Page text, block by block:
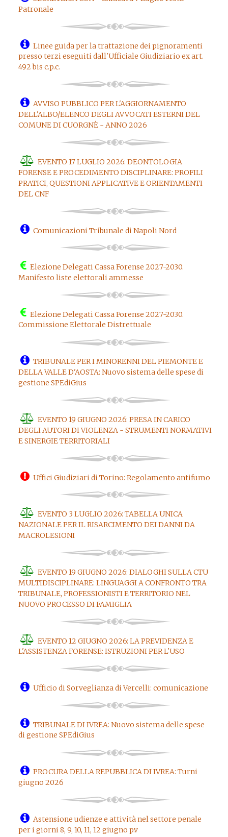
Patronale
Linee guida per la trattazione dei pignoramenti
presso terzi eseguiti dall'Ufficiale Giudiziario ex art.
492 bis c.p.c.
AVVISO PUBBLICO PER L'AGGIORNAMENTO
DELL'ALBO/ELENCO DEGLI AVVOCATI ESTERNI DEL
COMUNE DI CUORGNÈ - ANNO 2026
EVENTO 17 LUGLIO 2026: DEONTOLOGIA
FORENSE E PROCEDIMENTO DISCIPLINARE: PROFILI
PRATICI, QUESTIONI APPLICATIVE E ORIENTAMENTI
DEL CNF
Comunicazioni Tribunale di Napoli Nord
Elezione Delegati Cassa Forense 2027-2030.
Manifesto liste elettorali ammesse
Elezione Delegati Cassa Forense 2027-2030.
Commissione Elettorale Distrettuale
TRIBUNALE PER I MINORENNI DEL PIEMONTE E
DELLA VALLE D'AOSTA: Nuovo sistema delle spese di
gestione SPEdiGius
EVENTO 19 GIUGNO 2026: PRESA IN CARICO
DEGLI AUTORI DI VIOLENZA - STRUMENTI NORMATIVI
E SINERGIE TERRITORIALI
Uffici Giudiziari di Torino: Regolamento antifumo
EVENTO 3 LUGLIO 2026: TABELLA UNICA
NAZIONALE PER IL RISARCIMENTO DEI DANNI DA
MACROLESIONI
EVENTO 19 GIUGNO 2026: DIALOGHI SULLA CTU
MULTIDISCIPLINARE: LINGUAGGI A CONFRONTO TRA
TRIBUNALE, PROFESSIONISTI E TERRITORIO NEL
NUOVO PROCESSO DI FAMIGLIA
EVENTO 12 GIUGNO 2026: LA PREVIDENZA E
L'ASSISTENZA FORENSE: ISTRUZIONI PER L'USO
Ufficio di Sorveglianza di Vercelli: comunicazione
TRIBUNALE DI IVREA: Nuovo sistema delle spese
di gestione SPEdiGius
PROCURA DELLA REPUBBLICA DI IVREA: Turni
giugno 2026
Astensione udienze e attività nel settore penale
per i giorni 8, 9, 10, 11, 12 giugno p.v